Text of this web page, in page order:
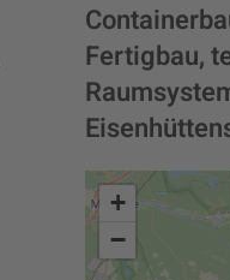
Fertigbau,
+
−